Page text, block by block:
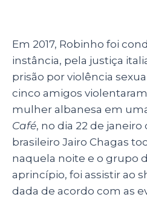
Em 2017, Robinho foi
instância, pela justiça
prisão por violência
cinco amigos
mulher albanesa em
Café, no dia 22 de janeiro
brasileiro Jairo Chagas
naquela noite e o grupo
aprincípio, foi assistir ao
dada de acordo com as